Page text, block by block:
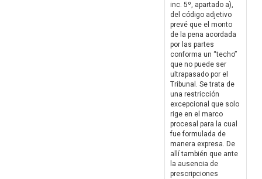
inc. 5º, apartado a),
del código adjetivo
prevé que el monto
de la pena acordada
por las partes
conforma un “techo”
que no puede ser
ultrapasado por el
Tribunal. Se trata de
una restricción
excepcional que solo
rige en el marco
procesal para la cual
fue formulada de
manera expresa. De
allí también que ante
la ausencia de
prescripciones